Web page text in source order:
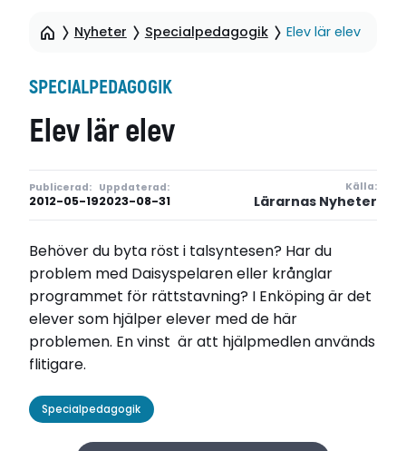
Nyheter Specialpedagogik Elev lär elev
SPECIALPEDAGOGIK
Elev lär elev
Publicerad:
2012-05-19
Uppdaterad:
2023-08-31
Källa:
Lärarnas Nyheter
Behöver du byta röst i talsyntesen? Har du
problem med Daisyspelaren eller krånglar
programmet för rättstavning? I Enköping är det
elever som hjälper elever med de här
problemen. En vinst är att hjälpmedlen används
flitigare.
Specialpedagogik